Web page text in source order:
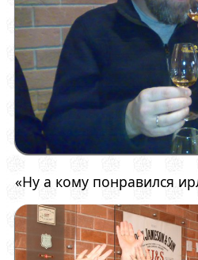
«Ну а кому понравился